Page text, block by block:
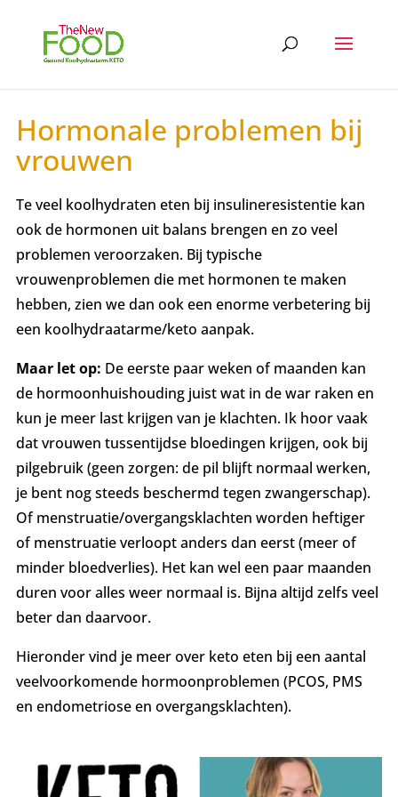
Hormonale problemen bij
vrouwen
Te veel koolhydraten eten bij insulineresistentie kan
ook de hormonen uit balans brengen en zo veel
problemen veroorzaken. Bij typische
vrouwenproblemen die met hormonen te maken
hebben, zien we dan ook een enorme verbetering bij
een koolhydraatarme/keto aanpak.
Maar let op: De eerste paar weken of maanden kan
de hormoonhuishouding juist wat in de war raken en
kun je meer last krijgen van je klachten. Ik hoor vaak
dat vrouwen tussentijdse bloedingen krijgen, ook bij
pilgebruik (geen zorgen: de pil blijft normaal werken,
je bent nog steeds beschermd tegen zwangerschap).
Of menstruatie/overgangsklachten worden heftiger
of menstruatie verloopt anders dan eerst (meer of
minder bloedverlies). Het kan wel een paar maanden
duren voor alles weer normaal is. Bijna altijd zelfs veel
beter dan daarvoor.
Hieronder vind je meer over keto eten bij een aantal
veelvoorkomende hormoonproblemen (PCOS, PMS
en endometriose en overgangsklachten).